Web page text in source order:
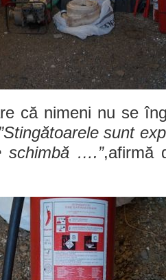
că nimeni nu se
”Stingătoarele sunt
schimbă ….”,afirmă